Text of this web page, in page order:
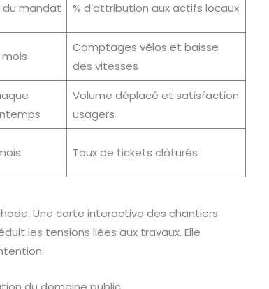
du mandat % d’attribution aux actifs locaux
Comptages vélos et baisse
des vitesses
Volume déplacé et satisfaction
usagers
Taux de tickets clôturés
Une carte interactive des chantiers
les tensions liées aux travaux. Elle